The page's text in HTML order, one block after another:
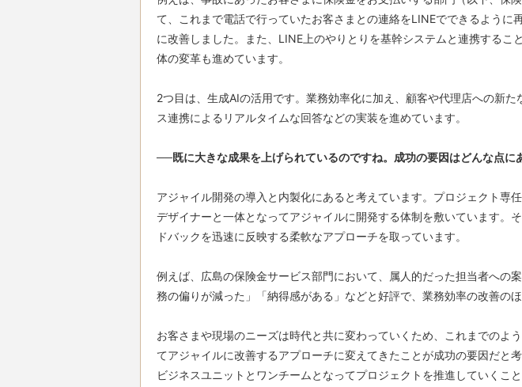
て、これまで電話で行っていたお客さまとの連絡をLINEでできるように
に改善しました。また、LINE上のやりとりを基幹システムと連携するこ
体の変革も進めています。
2つ目は、生成AIの活用です。業務効率化に加え、顧客や代理店への新
ス連携によるリアルタイムな回答などの実装を進めています。
──既に大きな成果を上げられているのですね。成功の要因はどんな点に
アジャイル開発の導入と内製化にあると考えています。プロジェクト専
デザイナーと一体となってアジャイルに開発する体制を敷いています。
ドバックを迅速に反映する柔軟なアプローチを取っています。
例えば、広島の保険金サービス部門において、属人的だった担当者への
務の偏りが減った」「納得感がある」などと好評で、業務効率の改善の
お客さまや現場のニーズは時代と共に変わっていくため、これまでのよ
てアジャイルに改善するアプローチに変えてきたことが成功の要因だと
ビジネスユニットとワンチームとなってプロジェクトを推進していくこ